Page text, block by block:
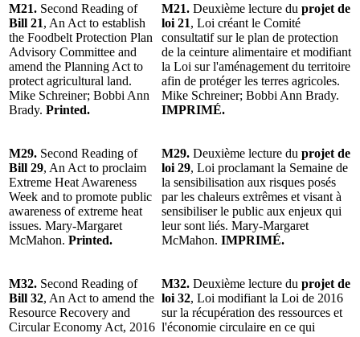
M21. Second Reading of
Bill 21, An Act to establish
the Foodbelt Protection Plan
Advisory Committee and
amend the Planning Act to
protect agricultural land.
Mike Schreiner; Bobbi Ann
Brady. Printed.
M21. Deuxième lecture du projet de
loi 21, Loi créant le Comité
consultatif sur le plan de protection
de la ceinture alimentaire et modifiant
la Loi sur l'aménagement du territoire
afin de protéger les terres agricoles.
Mike Schreiner; Bobbi Ann Brady.
IMPRIMÉ.
M29. Second Reading of
Bill 29, An Act to proclaim
Extreme Heat Awareness
Week and to promote public
awareness of extreme heat
issues. Mary-Margaret
McMahon. Printed.
M29. Deuxième lecture du projet de
loi 29, Loi proclamant la Semaine de
la sensibilisation aux risques posés
par les chaleurs extrêmes et visant à
sensibiliser le public aux enjeux qui
leur sont liés. Mary-Margaret
McMahon. IMPRIMÉ.
M32. Second Reading of
Bill 32, An Act to amend the
Resource Recovery and
Circular Economy Act, 2016
M32. Deuxième lecture du projet de
loi 32, Loi modifiant la Loi de 2016
sur la récupération des ressources et
l'économie circulaire en ce qui